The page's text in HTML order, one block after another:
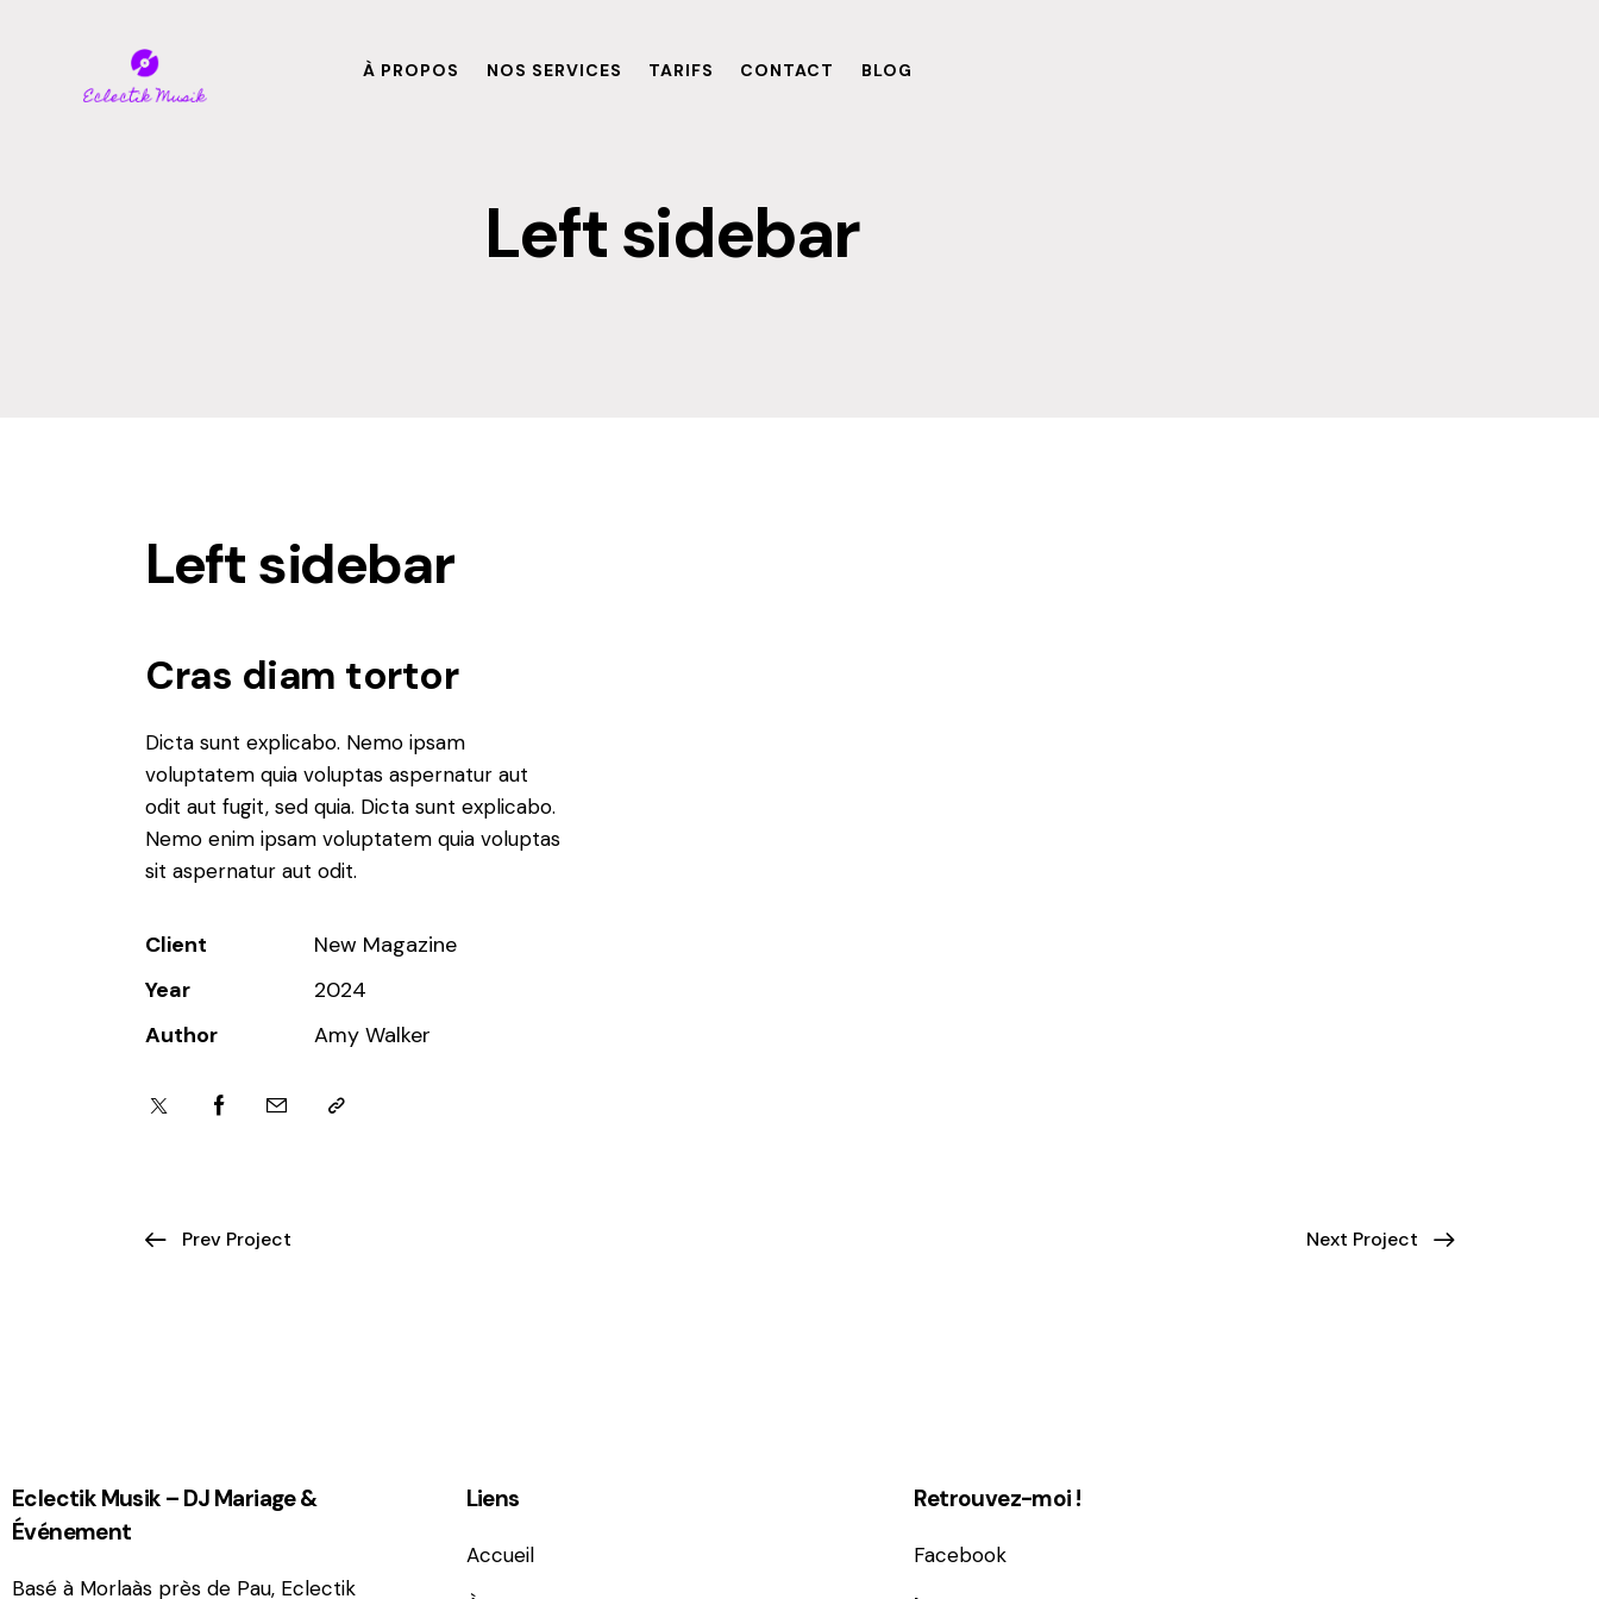
À PROPOS NOS SERVICES TARIFS CONTACT BLOG
Left sidebar
Left sidebar
Cras diam tortor
Dicta sunt explicabo. Nemo ipsam
voluptatem quia voluptas aspernatur aut
odit aut fugit, sed quia. Dicta sunt explicabo.
Nemo enim ipsam voluptatem quia voluptas
sit aspernatur aut odit.
Client
New Magazine
Year
2024
Author
Amy Walker
Prev Project Next Project
Eclectik Musik – DJ Mariage &
Événement
Basé à Morlaàs près de Pau, Eclectik
Liens
Accueil
Retrouvez-moi !
Facebook